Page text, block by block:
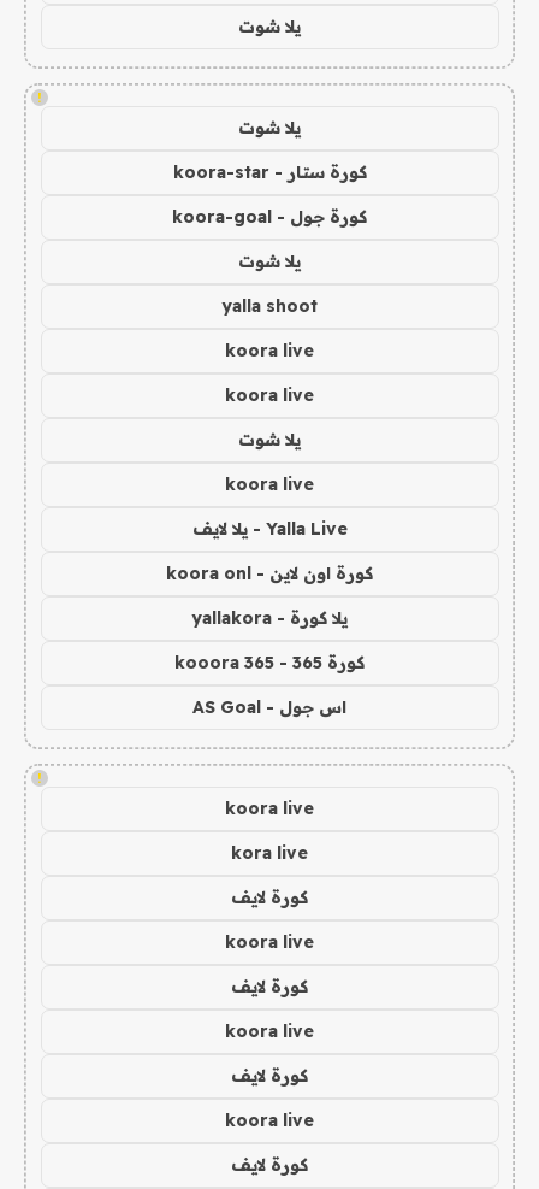
يلا شوت
!
يلا شوت
كورة ستار - koora-star
كورة جول - koora-goal
يلا شوت
yalla shoot
koora live
koora live
يلا شوت
koora live
Yalla Live - يلا لايف
كورة اون لاين - koora onl
يلا كورة - yallakora
كورة 365 - kooora 365
اس جول - AS Goal
!
koora live
kora live
كورة لايف
koora live
كورة لايف
koora live
كورة لايف
koora live
كورة لايف